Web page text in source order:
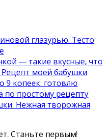
глазурью. Тесто
— такие вкусные, что
моей бабушки
9 копеек: готовлю
по простому рецепту
Нежная творожная
Станьте первым!